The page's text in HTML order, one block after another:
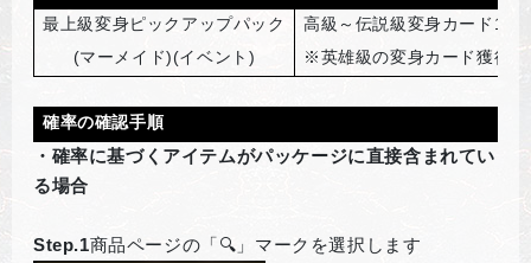
最上級変身ピックアップパック
(マーメイド)(イベント)
高級～伝説級変身カード11
※英雄級の変身カード獲得
確率の確認手順
・確率に基づくアイテムがパッケージに直接含まれてい
る場合
Step.1商品ページの「🔍」マークを選択します